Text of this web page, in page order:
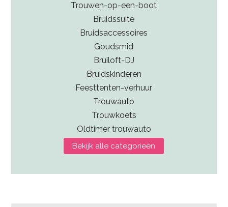
Trouwen-op-een-boot
Bruidssuite
Bruidsaccessoires
Goudsmid
Bruiloft-DJ
Bruidskinderen
Feesttenten-verhuur
Trouwauto
Trouwkoets
Oldtimer trouwauto
Bekijk alle categorieën